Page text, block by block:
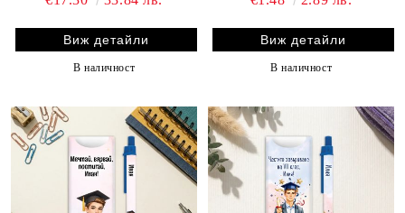
Виж детайли
В наличност
Виж детайли
В наличност